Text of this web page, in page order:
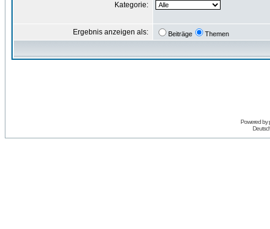
Kategorie:
Ergebnis anzeigen als: Beiträge Themen
Powered by